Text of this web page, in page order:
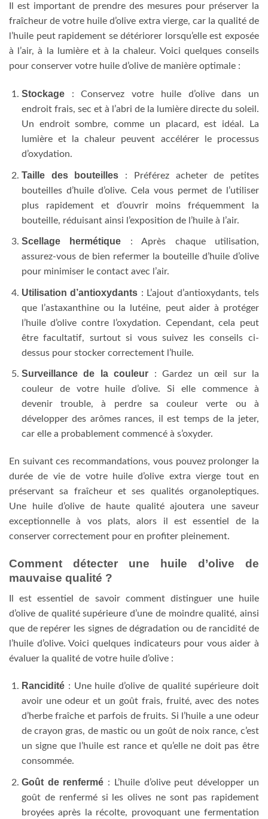
Il est important de prendre des mesures pour préserver la
fraîcheur de votre huile d’olive extra vierge, car la qualité de
l’huile peut rapidement se détériorer lorsqu’elle est exposée
à l’air, à la lumière et à la chaleur. Voici quelques conseils
pour conserver votre huile d’olive de manière optimale :
Stockage: Conservez votre huile d’olive dans un
endroit frais, sec et à l’abri de la lumière directe du soleil.
Un endroit sombre, comme un placard, est idéal. La
lumière et la chaleur peuvent accélérer le processus
d’oxydation.
Taille des bouteilles : Préférez acheter de petites
bouteilles d’huile d’olive. Cela vous permet de l’utiliser
plus rapidement et d’ouvrir moins fréquemment la
bouteille, réduisant ainsi l’exposition de l’huile à l’air.
Scellage hermétique : Après chaque utilisation,
assurez-vous de bien refermer la bouteille d’huile d’olive
pour minimiser le contact avec l’air.
Utilisation d’antioxydants : L’ajout d’antioxydants, tels
que l’astaxanthine ou la lutéine, peut aider à protéger
l’huile d’olive contre l’oxydation. Cependant, cela peut
être facultatif, surtout si vous suivez les conseils ci-
dessus pour stocker correctement l’huile.
Surveillance de la couleur : Gardez un œil sur la
couleur de votre huile d’olive. Si elle commence à
devenir trouble, à perdre sa couleur verte ou à
développer des arômes rances, il est temps de la jeter,
car elle a probablement commencé à s’oxyder.
En suivant ces recommandations, vous pouvez prolonger la
durée de vie de votre huile d’olive extra vierge tout en
préservant sa fraîcheur et ses qualités organoleptiques.
Une huile d’olive de haute qualité ajoutera une saveur
exceptionnelle à vos plats, alors il est essentiel de la
conserver correctement pour en profiter pleinement.
Comment détecter une huile d’olive de
mauvaise qualité ?
Il est essentiel de savoir comment distinguer une huile
d’olive de qualité supérieure d’une de moindre qualité, ainsi
que de repérer les signes de dégradation ou de rancidité de
l’huile d’olive. Voici quelques indicateurs pour vous aider à
évaluer la qualité de votre huile d’olive :
Rancidité: Une huile d’olive de qualité supérieure doit
avoir une odeur et un goût frais, fruité, avec des notes
d’herbe fraîche et parfois de fruits. Si l’huile a une odeur
de crayon gras, de mastic ou un goût de noix rance, c’est
un signe que l’huile est rance et qu’elle ne doit pas être
consommée.
Goût de renfermé : L’huile d’olive peut développer un
goût de renfermé si les olives ne sont pas rapidement
broyées après la récolte, provoquant une fermentation